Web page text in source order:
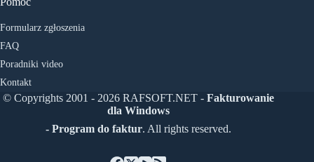
Formularz zgłoszenia
FAQ
Poradniki video
Kontakt
© Copyrights 2001 - 2026 RAFSOFT.NET - Fakturowanie
dla Windows
- Program do faktur. All rights reserved.